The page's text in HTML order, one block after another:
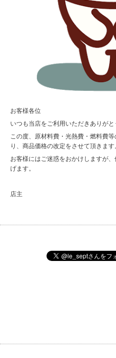
お客様各位
いつも当店をご利用いただきありがと
この度、原材料費・光熱費・燃料費
り、商品価格の改定をさせて頂きます
お客様にはご迷惑をおかけしますが
げます。
店主